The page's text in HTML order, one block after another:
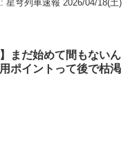
星穹列車速報 2026/04/18(土)
】まだ始めて間もないん
ポイントって後で枯渇